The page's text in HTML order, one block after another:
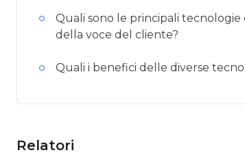
Quali sono le principali
della voce del cliente?
Quali i benefici delle diverse
Relatori